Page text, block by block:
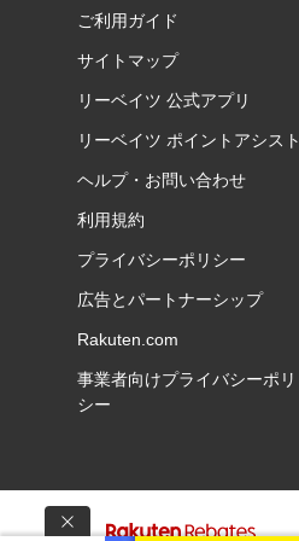
ご利用ガイド
サイトマップ
リーベイツ 公式アプリ
リーベイツ ポイントアシスト
ヘルプ・お問い合わせ
利用規約
プライバシーポリシー
広告とパートナーシップ
Rakuten.com
事業者向けプライバシーポリ
シー